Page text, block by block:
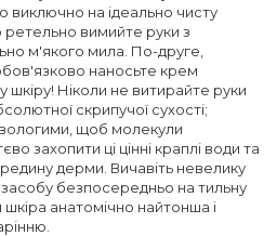
виключно на ідеально чисту
вимийте руки з
м'якого мила. По-друге,
наносьте крем
шкіру! Ніколи не витирайте руки
скрипучої сухості;
щоб молекули
захопити ці цінні краплі води та
дерми. Вичавіть невелику
засобу безпосередньо на тильну
анатомічно найтонша і